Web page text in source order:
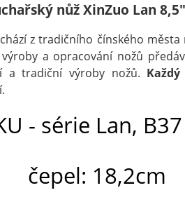
nůž XinZuo Lan 8,5"
z tradičního čínského
a opracování nožů
a tradiční výroby nožů.
- série Lan,
čepel: 18,2cm